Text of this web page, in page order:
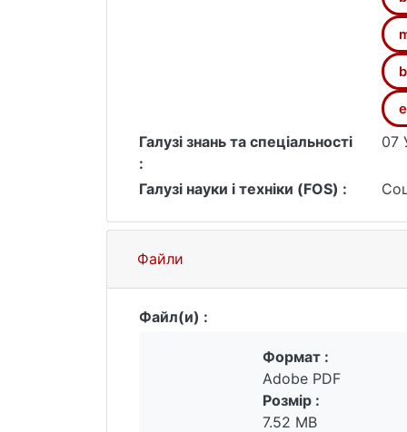
Галузі знань та спеціальності
:
07
Галузі науки і техніки (FOS) :
Файли
Файл(и) :
Формат :
Adobe PDF
Розмір :
7.52 MB